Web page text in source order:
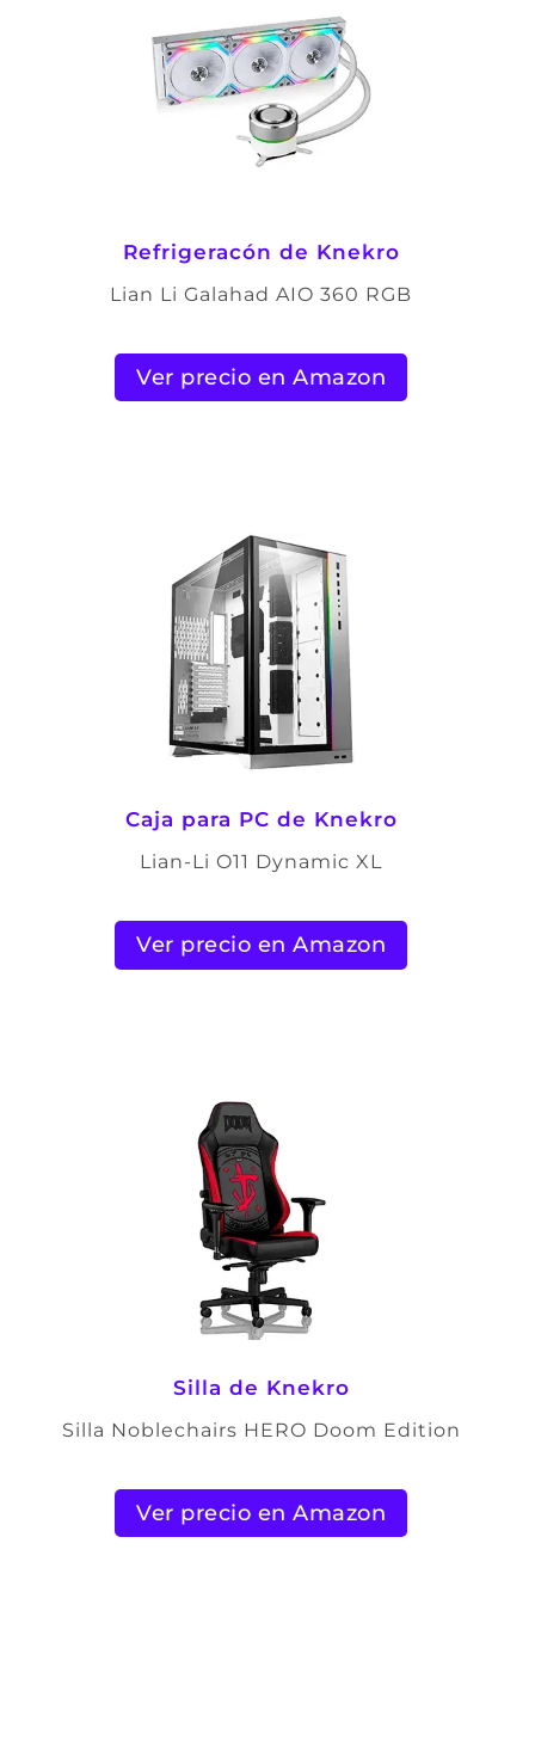
Refrigeracón de Knekro
Lian Li Galahad AIO 360 RGB
Ver precio en Amazon
Caja para PC de Knekro
Lian-Li O11 Dynamic XL
Ver precio en Amazon
Silla de Knekro
Silla Noblechairs HERO Doom Edition
Ver precio en Amazon